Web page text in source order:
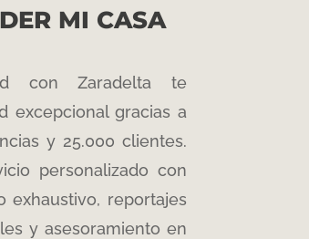
MI CASA
con Zaradelta te
excepcional gracias a
y 25.000 clientes.
personalizado con
exhaustivo, reportajes
y asesoramiento en